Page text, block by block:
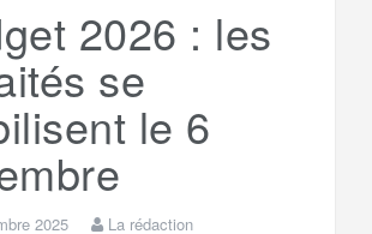
2026 : les
se
le 6
2025 La rédaction